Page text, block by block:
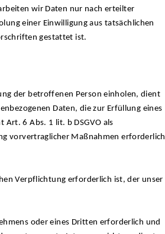
wir Daten nur nach erteilter
einer Einwilligung aus tatsächlichen
gestattet ist.
der betroffenen Person einholen, dient
Daten, die zur Erfüllung eines
6 Abs. 1 lit. b DSGVO als
vorvertraglicher Maßnahmen erforderlich
Verpflichtung erforderlich ist, der unser
oder eines Dritten erforderlich und